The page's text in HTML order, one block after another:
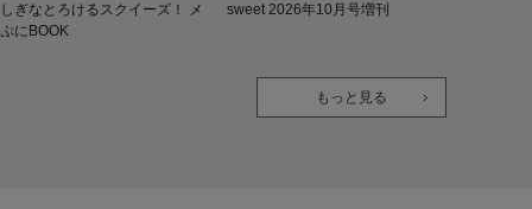
ぎなとろけるスクイーズ！ メ
にBOOK
sweet 2026年10月号増刊
もっと見る